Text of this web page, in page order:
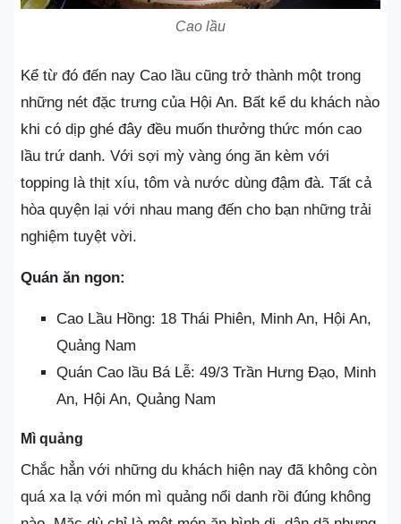
Cao lầu
Kể từ đó đến nay Cao lầu cũng trở thành một trong
những nét đặc trưng của Hội An. Bất kể du khách nào
khi có dịp ghé đây đều muốn thưởng thức món cao
lầu trứ danh. Với sợi mỳ vàng óng ăn kèm với
topping là thịt xíu, tôm và nước dùng đậm đà. Tất cả
hòa quyện lại với nhau mang đến cho bạn những trải
nghiệm tuyệt vời.
Quán ăn ngon:
Cao Lầu Hồng: 18 Thái Phiên, Minh An, Hội An,
Quảng Nam
Quán Cao lầu Bá Lễ: 49/3 Trần Hưng Đạo, Minh
An, Hội An, Quảng Nam
Mì quảng
Chắc hẳn với những du khách hiện nay đã không còn
quá xa lạ với món mì quảng nổi danh rồi đúng không